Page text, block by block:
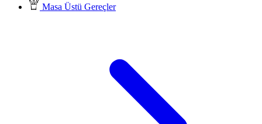
Masa Üstü Gereçler